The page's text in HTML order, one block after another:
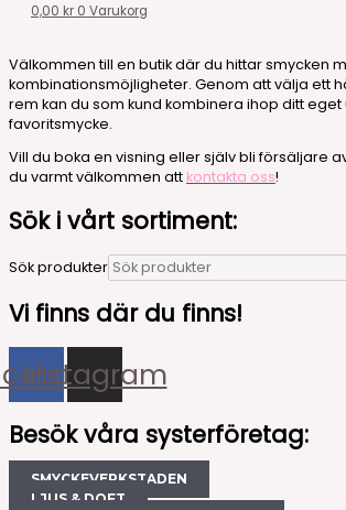
0,00 kr 0 Varukorg
Välkommen till en butik där du hittar smycken
kombinationsmöjligheter. Genom att välja ett
rem kan du som kund kombinera ihop ditt eget
favoritsmycke.
Vill du boka en visning eller själv bli försäljare
du varmt välkommen att kontakta oss!
Sök i vårt sortiment:
Sök produkter
Vi finns där du finns!
Instagram
Besök våra systerföretag:
SMYCKEVERKSTADEN
LJUS & DOFT